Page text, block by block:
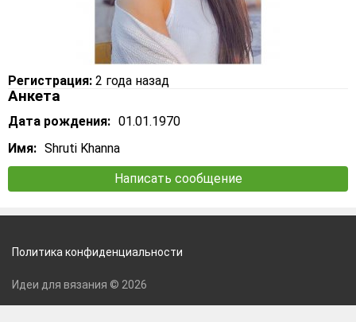
Регистрация: 2 года назад
Анкета
Дата рождения: 01.01.1970
Имя: Shruti Khanna
Написать сообщение
Политика конфиденциальности
Идеи для вязания © 2026